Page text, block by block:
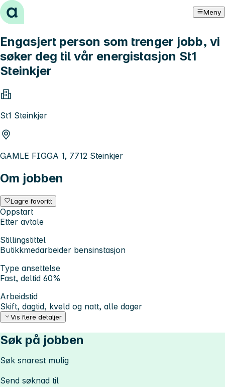
Hopp til innhold Meny
Engasjert person som trenger jobb, vi
søker deg til vår energistasjon St1
Steinkjer
St1 Steinkjer
GAMLE FIGGA 1, 7712 Steinkjer
Om jobben
Lagre favoritt
Oppstart
Etter avtale
Stillingstittel
Butikkmedarbeider bensinstasjon
Type ansettelse
Fast, deltid 60%
Arbeidstid
Skift, dagtid, kveld og natt, alle dager
Vis flere detaljer
Søk på jobben
Søk snarest mulig
Send søknad til